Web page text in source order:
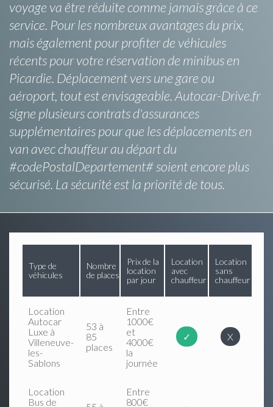
voyage va être réduite comme jamais grâce à ce
service. Pour les nombreux avantages du prix,
mais également pour profiter de véhicules
récents pour votre réservation de minibus en
Picardie. Déplacement vers une gare ou
aéroport, tout est envisageable. Autocar-Drive.fr
signe plusieurs contrats d'assurances
supplémentaires pour que les déplacements en
van avec chauffeur au départ du
#codePostalDepartement# soient encore plus
sécurisé. La sécurité est la priorité de tous.
Type de
véhicules
Nombre
de places
Prix de la
location
par jour
Location
avec
chauffeur
Location
sans
chauffeur
Location
Autocar
Luxe à
Villeneuve-
les-
Sablons
53 à
85
places
Entre
1000€
et
4000€
la
journée
✓ X
Location
Bus de
Entre
800€